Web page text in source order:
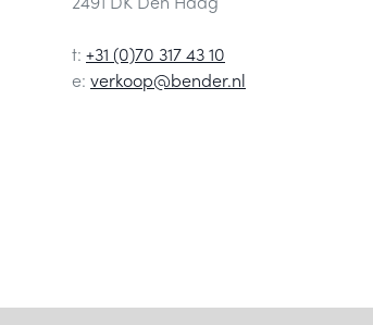
2491 DK Den Haag
t: +31 (0)70 317 43 10
e: verkoop@bender.nl